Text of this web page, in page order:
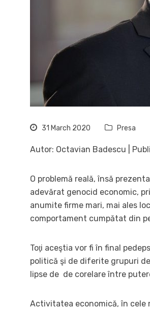
31 March 2020 Presa
Autor: Octavian Badescu |
O problemă reală, însă
adevărat genocid economic,
anumite firme mari, mai ales
comportament cumpătat din
Toţi aceştia vor fi în final
politică şi de diferite grupuri
lipse de de corelare între
Activitatea economică, în cele